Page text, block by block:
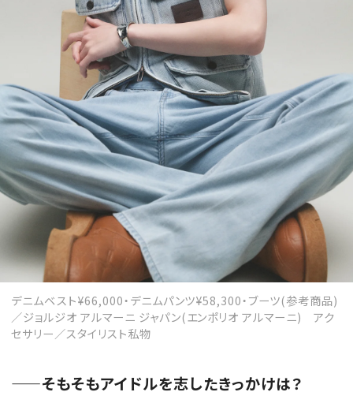
デニムベスト¥66,000・デニムパンツ¥58,300・ブーツ(参考商品)
／ジョルジオ アルマーニ ジャパン(エンポリオ アルマーニ) アク
セサリー／スタイリスト私物
——そもそもアイドルを志したきっかけは？